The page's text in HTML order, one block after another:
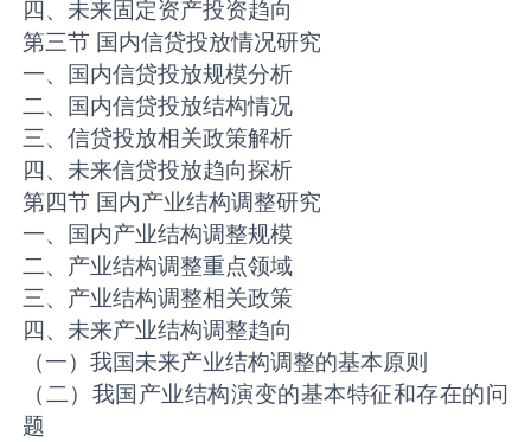
四、未来固定资产投资趋向
第三节 国内信贷投放情况研究
一、国内信贷投放规模分析
二、国内信贷投放结构情况
三、信贷投放相关政策解析
四、未来信贷投放趋向探析
第四节 国内产业结构调整研究
一、国内产业结构调整规模
二、产业结构调整重点领域
三、产业结构调整相关政策
四、未来产业结构调整趋向
（一）我国未来产业结构调整的基本原则
（二）我国产业结构演变的基本特征和存在的问
题